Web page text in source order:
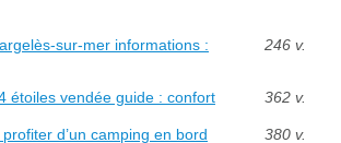
sur-mer informations :
246 v.
étoiles vendée guide : confort 362 v.
d’un camping en bord
380 v.